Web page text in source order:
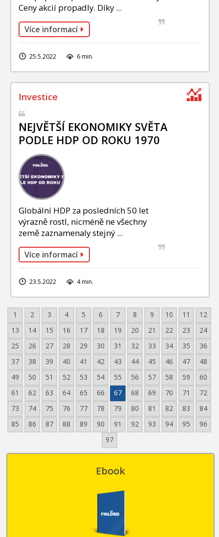
Ceny akcií propadly. Díky ...
Více informací
25.5.2022 6 min.
NEJVĚTŠÍ EKONOMIKY SVĚTA
PODLE HDP OD ROKU 1970
Globální HDP za posledních 50 let
výrazně rostl, nicméně ne všechny
země zaznamenaly stejný ...
Více informací
23.5.2022 4 min.
1 2 3 4 5 6 7 8 9 10 11
12
13
14 15 16 17 18 19 20 21 22 23
24
25
26 27 28 29 30 31 32 33 34 35
36
37
38 39 40 41 42 43 44 45 46 47
48
49
50 51 52 53 54 55 56 57 58 59
60
61
62 63 64 65 66 67 68 69 70 71
72
73
74 75 76 77 78 79 80 81 82 83
84
85
86 87 88 89 90 91 92 93 94 95
96
97
Ebook